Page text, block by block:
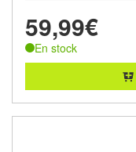
59,99€
En stock